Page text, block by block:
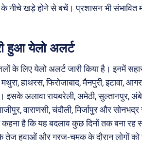
नीचे खड़े होने से बचें। प्रशासन भी संभावित
हुआ येलो अलर्ट
के लिए येलो अलर्ट जारी किया है। इनमें
मथुरा, हाथरस, फिरोजाबाद, मैनपुरी, इटावा,
अलावा रायबरेली, अमेठी, सुल्तानपुर,
वाराणसी, चंदौली, मिर्जापुर और
है कि यह बदलाव कुछ दिनों तक बना रह
तेज हवाओं और गरज-चमक के दौरान लोगों को